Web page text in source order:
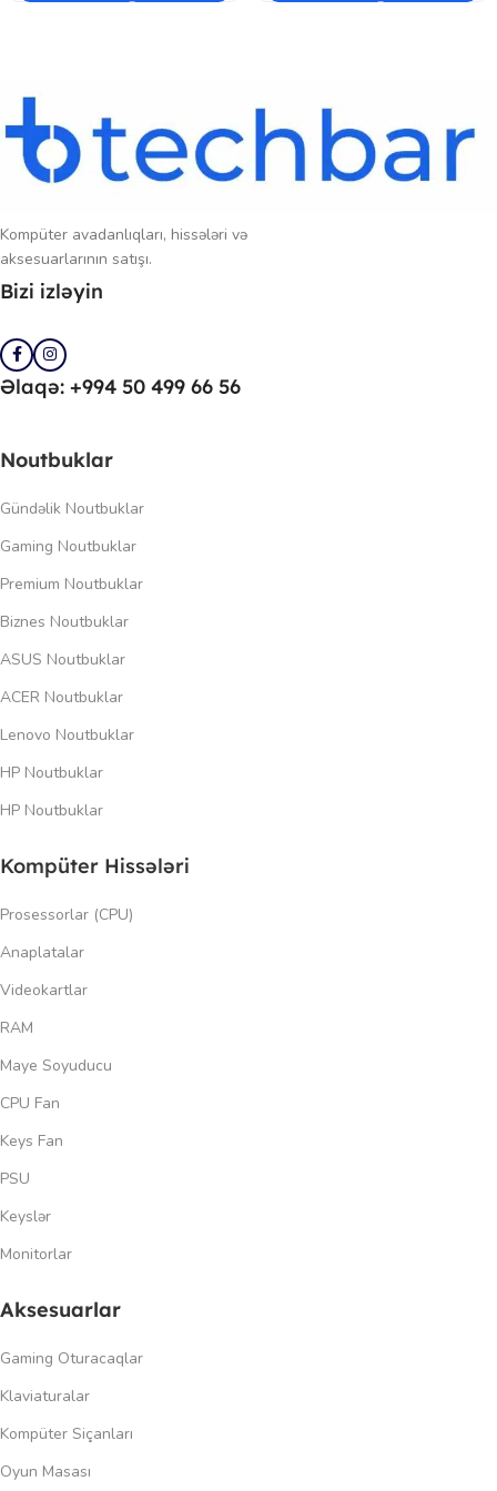
Kompüter avadanlıqları, hissələri və
aksesuarlarının satışı.
Bizi izləyin
Əlaqə: +994 50 499 66 56
Noutbuklar
Gündəlik Noutbuklar
Gaming Noutbuklar
Premium Noutbuklar
Biznes Noutbuklar
ASUS Noutbuklar
ACER Noutbuklar
Lenovo Noutbuklar
HP Noutbuklar
HP Noutbuklar
Kompüter Hissələri
Prosessorlar (CPU)
Anaplatalar
Videokartlar
RAM
Maye Soyuducu
CPU Fan
Keys Fan
PSU
Keyslər
Monitorlar
Aksesuarlar
Gaming Oturacaqlar
Klaviaturalar
Kompüter Siçanları
Oyun Masası